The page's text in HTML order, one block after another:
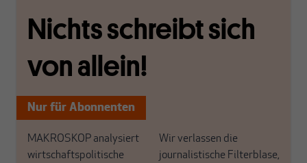
Nichts schreibt sich
von allein!
Nur für Abonnenten
MAKROSKOP analysiert
wirtschaftspolitische
Wir verlassen die
journalistische Filterblase,